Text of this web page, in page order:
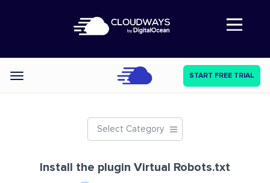
Abre a navegação
Categories START FREE TRIAL
Select Category
Install the plugin Virtual Robots.txt